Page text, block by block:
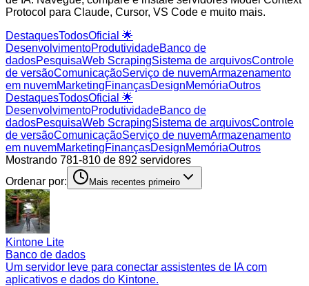
Protocol para Claude, Cursor, VS Code e muito mais.
DestaquesTodosOficial 🌟
DesenvolvimentoProdutividadeBanco de
dadosPesquisaWeb ScrapingSistema de arquivosControle
de versãoComunicaçãoServiço de nuvemArmazenamento
em nuvemMarketingFinançasDesignMemóriaOutros
DestaquesTodosOficial 🌟
DesenvolvimentoProdutividadeBanco de
dadosPesquisaWeb ScrapingSistema de arquivosControle
de versãoComunicaçãoServiço de nuvemArmazenamento
em nuvemMarketingFinançasDesignMemóriaOutros
Mostrando 781-810 de 892 servidores
Ordenar por:
Mais recentes primeiro
Kintone Lite
Banco de dados
Um servidor leve para conectar assistentes de IA com
aplicativos e dados do Kintone.